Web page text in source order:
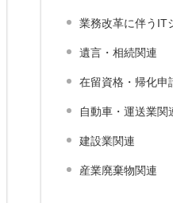
業務改革に伴うIT
遺言・相続関連
在留資格・帰化申
自動車・運送業関
建設業関連
産業廃棄物関連